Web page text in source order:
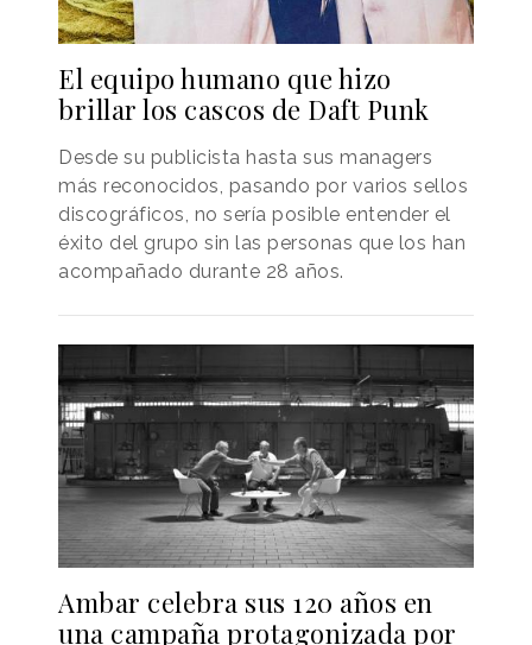
El equipo humano que hizo
brillar los cascos de Daft Punk
Desde su publicista hasta sus managers
más reconocidos, pasando por varios sellos
discográficos, no sería posible entender el
éxito del grupo sin las personas que los han
acompañado durante 28 años.
Ambar celebra sus 120 años en
una campaña protagonizada por